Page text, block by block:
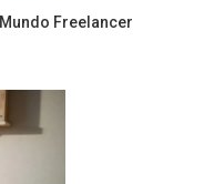
Freelancer